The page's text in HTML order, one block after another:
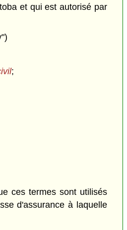
et qui est autorisé par
;
ces termes sont utilisés
d'assurance à laquelle